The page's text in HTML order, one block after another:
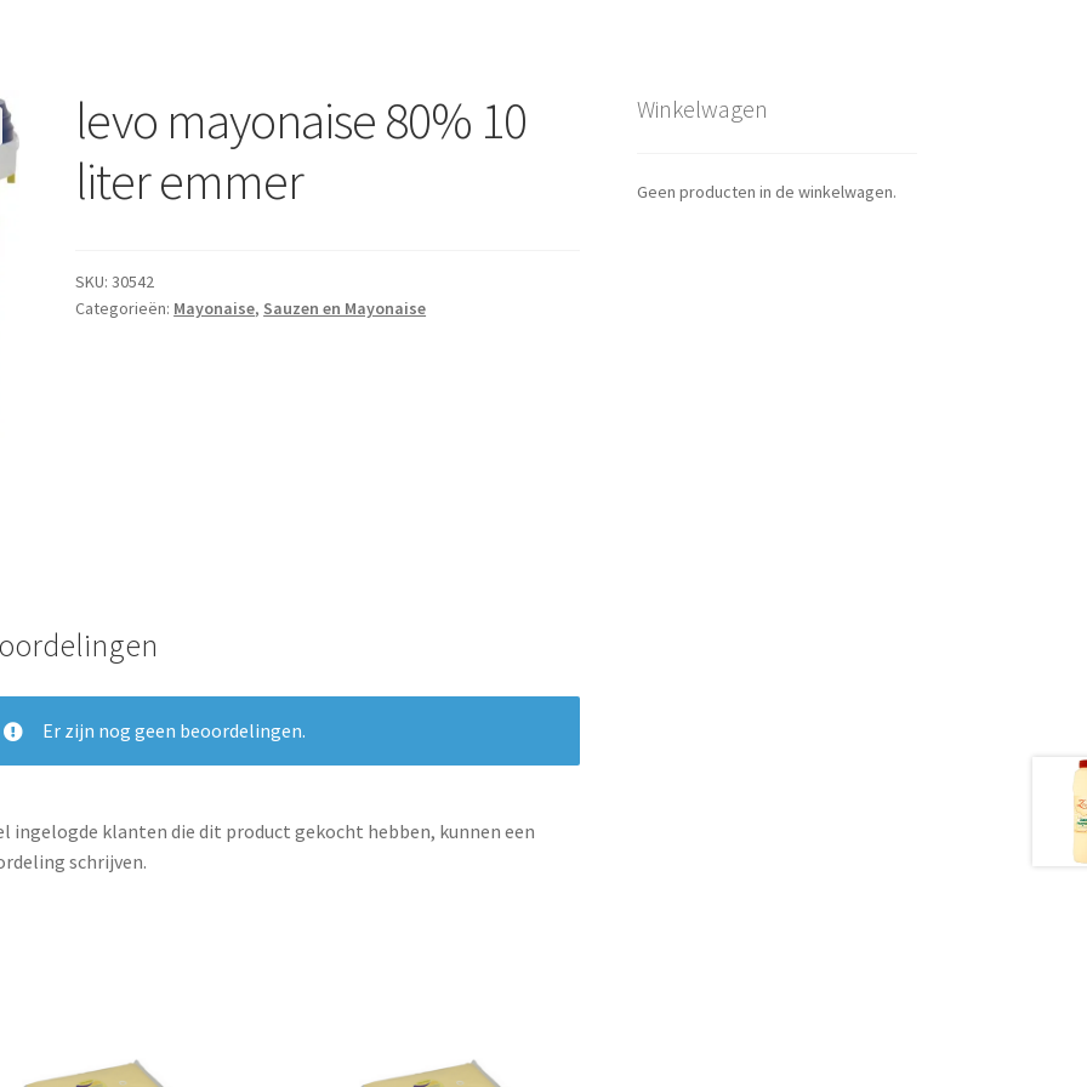
levo mayonaise 80% 10
liter emmer
SKU:30542
Categorieën: Mayonaise, Sauzen en Mayonaise
Er zijn nog geen beoordelingen.
ingelogde klanten die dit product gekocht hebben, kunnen een
schrijven.
Winkelwagen
Geen producten in de winkelwagen.